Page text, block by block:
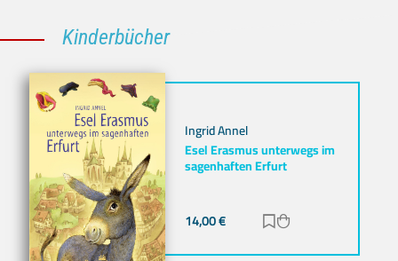
Kinderbücher
Ingrid Annel
Esel Erasmus unterwegs im
sagenhaften Erfurt
14,00€ Zur Merkliste